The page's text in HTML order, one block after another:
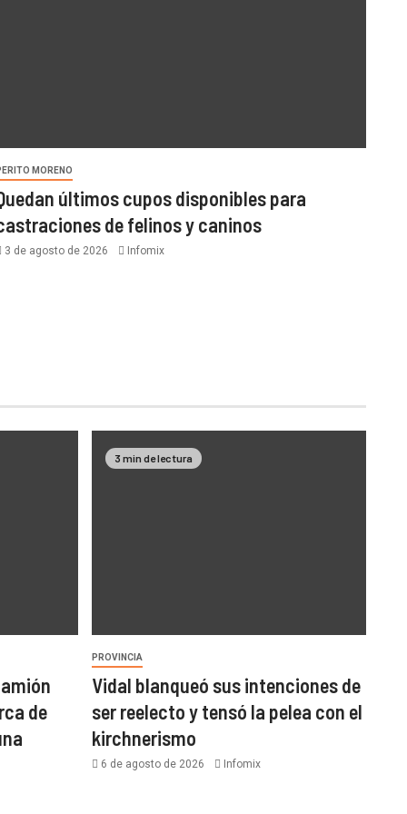
MORENO
últimos cupos disponibles para
de felinos y caninos
3 de agosto de 2026 Infomix
de
3 min de lectura
PROVINCIA
Vidal blanqueó sus intenciones de
ser reelecto y tensó la pelea con el
kirchnerismo
6 de agosto de 2026 Infomix